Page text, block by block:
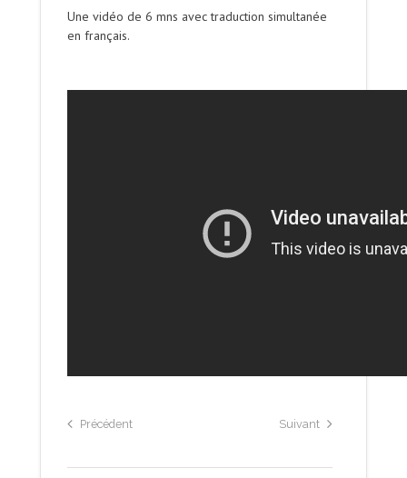
Une vidéo de 6 mns avec traduction simultanée
en français.
Précédent Suivant